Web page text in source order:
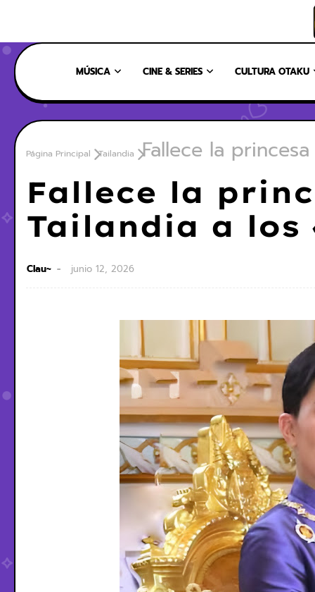
MÚSICA CINE & SERIES CULTURA OTAKU
Página Principal Tailandia Fallece la
Fallece la
Tailandia a los
Clau~ junio 12, 2026